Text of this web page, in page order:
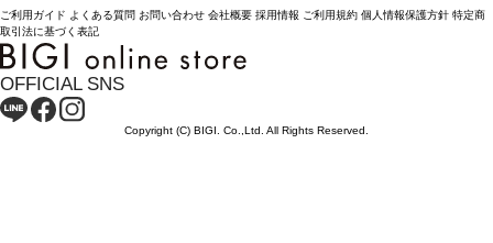
ご利用ガイド よくある質問 お問い合わせ 会社概要 採用情報 ご利用規約 個人情報保護方針 特定商
取引法に基づく表記
OFFICIAL SNS
Copyright (C) BIGI. Co.,Ltd. All Rights Reserved.